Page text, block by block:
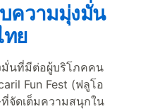
ความมุ่งมั่น
ย
มั่นที่มีต่อผู้บริโภคคน
Fun Fest (ฟลูโอ
ที่จัดเต็มความสนุกใน